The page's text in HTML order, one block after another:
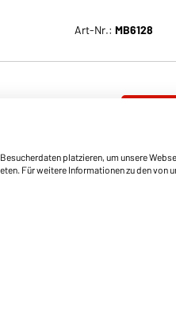
platzieren, um unsere
Für weitere Informationen zu den von